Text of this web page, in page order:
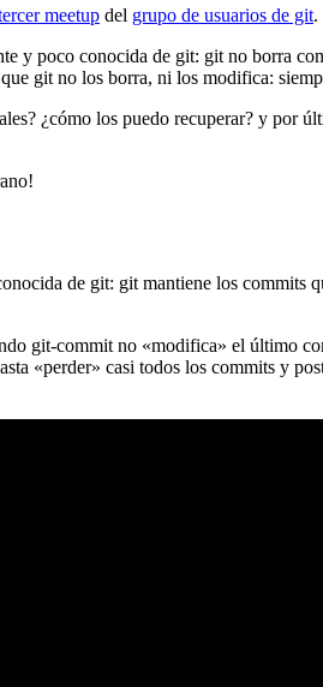
meetup del grupo de usuarios de git.
y poco conocida de git: git no borra
git no los borra, ni los modifica:
¿cómo los puedo recuperar? y por
de git: git mantiene los commits
git-commit no «modifica» el último
«perder» casi todos los commits y